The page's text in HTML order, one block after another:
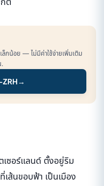
ล็กน้อย — ไม่มีค่าใช้จ่ายเพิ่มเติม
→
เซอร์แลนด์ ตั้งอยู่ริม
เส้นขอบฟ้า เป็นเมือง